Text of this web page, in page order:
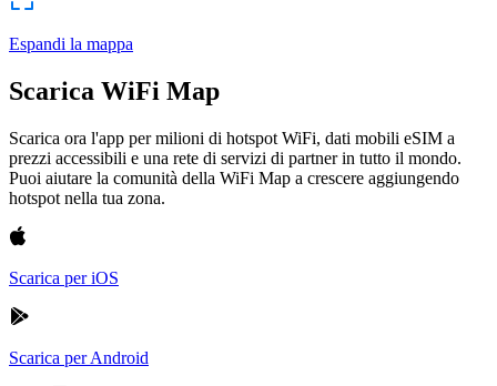
Espandi la mappa
Scarica WiFi Map
Scarica ora l'app per milioni di hotspot WiFi, dati mobili eSIM a
prezzi accessibili e una rete di servizi di partner in tutto il mondo.
Puoi aiutare la comunità della WiFi Map a crescere aggiungendo
hotspot nella tua zona.
Scarica per iOS
Scarica per Android